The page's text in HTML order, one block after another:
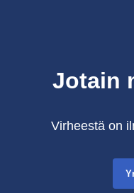
Jotain
Virheestä on